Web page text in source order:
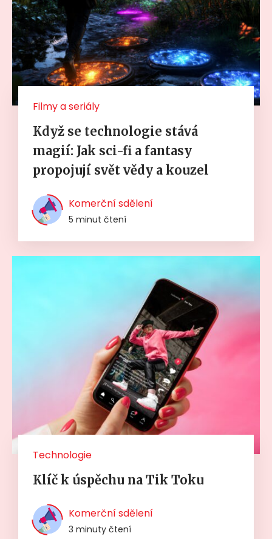
Filmy a seriály
Když se technologie stává
magií: Jak sci-fi a fantasy
propojují svět vědy a kouzel
Komerční sdělení
5 minut čtení
Technologie
Klíč k úspěchu na Tik Toku
Komerční sdělení
3 minuty čtení